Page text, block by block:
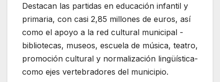
Destacan las partidas en educación infantil y
primaria, con casi 2,85 millones de euros, así
como el apoyo a la red cultural municipal -
bibliotecas, museos, escuela de música, teatro,
promoción cultural y normalización lingüística-
como ejes vertebradores del municipio.